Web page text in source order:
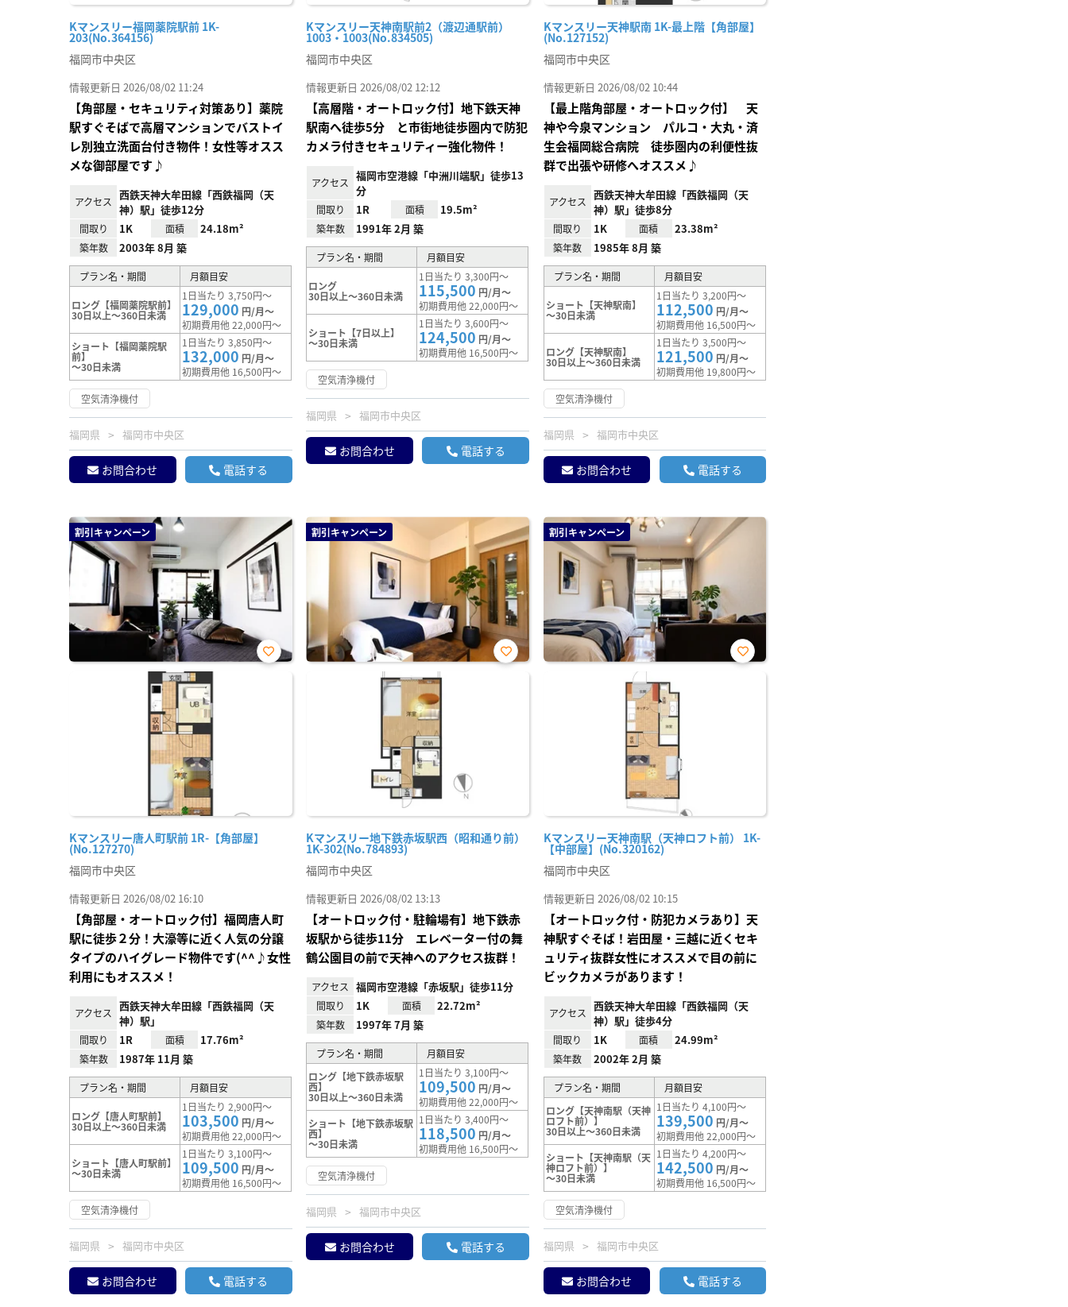
Kマンスリー福岡薬院駅前 1K-
203(No.364156)
福岡市中央区
情報更新日 2026/08/02 11:24
【角部屋・セキュリティ対策あり】薬院
駅すぐそばで高層マンションでバストイ
レ別独立洗面台付き物件！女性等オスス
メな御部屋です♪
アクセス
西鉄天神大牟田線「西鉄福岡（天
神）駅」徒歩12分
間取り 1K 面積 24.18m²
築年数 2003年 8月 築
プラン名・期間 月額目安
ロング【福岡薬院駅前】
30日以上～360日未満
1日当たり 3,750円～
129,000 円/月～
初期費用他 22,000円～
ショート【福岡薬院駅
前】
～30日未満
1日当たり 3,850円～
132,000 円/月～
初期費用他 16,500円～
空気清浄機付
福岡県 福岡市中央区
お問合わせ 電話する
Kマンスリー天神南駅前2（渡辺通駅前）
1003・1003(No.834505)
福岡市中央区
情報更新日 2026/08/02 12:12
【高層階・オートロック付】地下鉄天神
駅南へ徒歩5分 と市街地徒歩圏内で防犯
カメラ付きセキュリティー強化物件！
アクセス
福岡市空港線「中洲川端駅」徒歩13
分
間取り 1R 面積 19.5m²
築年数 1991年 2月 築
プラン名・期間 月額目安
ロング
30日以上～360日未満
1日当たり 3,300円～
115,500 円/月～
初期費用他 22,000円～
ショート【7日以上】
～30日未満
1日当たり 3,600円～
124,500 円/月～
初期費用他 16,500円～
空気清浄機付
福岡県 福岡市中央区
お問合わせ 電話する
Kマンスリー天神駅南 1K-最上階【角部屋】
(No.127152)
福岡市中央区
情報更新日 2026/08/02 10:44
【最上階角部屋・オートロック付】 天
神や今泉マンション パルコ・大丸・済
生会福岡総合病院 徒歩圏内の利便性抜
群で出張や研修へオススメ♪
アクセス
西鉄天神大牟田線「西鉄福岡（天
神）駅」徒歩8分
間取り 1K 面積 23.38m²
築年数 1985年 8月 築
プラン名・期間 月額目安
ショート【天神駅南】
～30日未満
1日当たり 3,200円～
112,500 円/月～
初期費用他 16,500円～
ロング【天神駅南】
30日以上～360日未満
1日当たり 3,500円～
121,500 円/月～
初期費用他 19,800円～
空気清浄機付
福岡県 福岡市中央区
お問合わせ 電話する
割引キャンペーン
Kマンスリー唐人町駅前 1R-【角部屋】
(No.127270)
お気
福岡市中央区
情報更新日 2026/08/02 16:10
【角部屋・オートロック付】福岡唐人町
駅に徒歩２分！大濠等に近く人気の分譲
タイプのハイグレード物件です(^^♪女性
利用にもオススメ！
アクセス
西鉄天神大牟田線「西鉄福岡（天
神）駅」
間取り 1R 面積 17.76m²
築年数 1987年 11月 築
プラン名・期間 月額目安
ロング【唐人町駅前】
30日以上～360日未満
1日当たり 2,900円～
103,500 円/月～
初期費用他 22,000円～
ショート【唐人町駅前】
～30日未満
1日当たり 3,100円～
109,500 円/月～
初期費用他 16,500円～
空気清浄機付
福岡県 福岡市中央区
お問合わせ 電話する
割引キャンペーン
Kマンスリー地下鉄赤坂駅西（昭和通り前）
1K-302(No.784893)
お気
福岡市中央区
情報更新日 2026/08/02 13:13
【オートロック付・駐輪場有】地下鉄赤
坂駅から徒歩11分 エレベーター付の舞
鶴公園目の前で天神へのアクセス抜群！
アクセス 福岡市空港線「赤坂駅」徒歩11分
間取り 1K 面積 22.72m²
築年数 1997年 7月 築
プラン名・期間
月額目安
ロング【地下鉄赤坂駅
西】
30日以上～360日未満
1日当たり 3,100円～
109,500 円/月～
初期費用他 22,000円～
ショート【地下鉄赤坂駅
西】
～30日未満
1日当たり 3,400円～
118,500 円/月～
初期費用他 16,500円～
空気清浄機付
福岡県 福岡市中央区
お問合わせ 電話する
割引キャンペーン
Kマンスリー天神南駅（天神ロフト前） 1K-
【中部屋】(No.320162)
お気
福岡市中央区
情報更新日 2026/08/02 10:15
【オートロック付・防犯カメラあり】天
神駅すぐそば！岩田屋・三越に近くセキ
ュリティ抜群女性にオススメで目の前に
ビックカメラがあります！
アクセス
西鉄天神大牟田線「西鉄福岡（天
神）駅」徒歩4分
間取り 1K 面積 24.99m²
築年数 2002年 2月 築
プラン名・期間
月額目安
ロング【天神南駅（天神
ロフト前）】
30日以上～360日未満
1日当たり 4,100円～
139,500 円/月～
初期費用他 22,000円～
ショート【天神南駅（天
神ロフト前）】
～30日未満
1日当たり 4,200円～
142,500 円/月～
初期費用他 16,500円～
空気清浄機付
福岡県 福岡市中央区
お問合わせ 電話する